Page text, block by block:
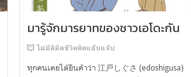
มารู้จักมารยาทของชาวเอโดะกัน
ไม่มีลิมิตชีวิตติดแอ๊บแจ๊บ
ทุกคนเคยได้ยินคำว่า 江戸しぐさ (edoshigusa)